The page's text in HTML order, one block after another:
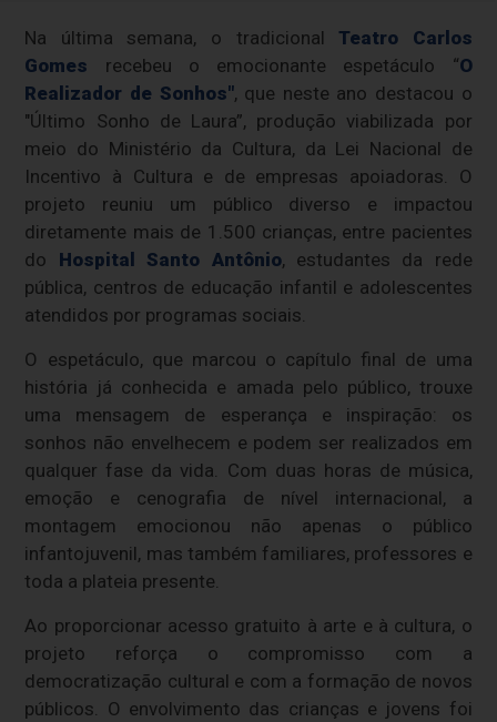
Na última semana, o tradicional Teatro Carlos
Gomes recebeu o emocionante espetáculo “O
Realizador de Sonhos", que neste ano destacou o
"Último Sonho de Laura”, produção viabilizada por
meio do Ministério da Cultura, da Lei Nacional de
Incentivo à Cultura e de empresas apoiadoras. O
projeto reuniu um público diverso e impactou
diretamente mais de 1.500 crianças, entre pacientes
do Hospital Santo Antônio, estudantes da rede
pública, centros de educação infantil e adolescentes
atendidos por programas sociais.
O espetáculo, que marcou o capítulo final de uma
história já conhecida e amada pelo público, trouxe
uma mensagem de esperança e inspiração: os
sonhos não envelhecem e podem ser realizados em
qualquer fase da vida. Com duas horas de música,
emoção e cenografia de nível internacional, a
montagem emocionou não apenas o público
infantojuvenil, mas também familiares, professores e
toda a plateia presente.
Ao proporcionar acesso gratuito à arte e à cultura, o
projeto reforça o compromisso com a
democratização cultural e com a formação de novos
públicos. O envolvimento das crianças e jovens foi